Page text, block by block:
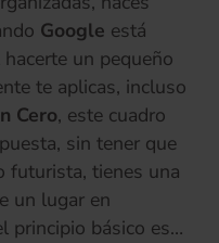
Google está
un pequeño
te aplicas, incluso
Cero, este cuadro
sin tener que
futurista, tienes una
un lugar en
principio básico es…